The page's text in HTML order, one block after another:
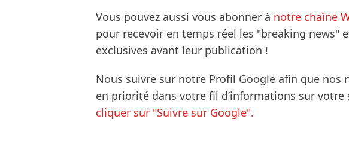
Vous pouvez aussi vous abonner à notre chaîne
pour recevoir en temps réel les "breaking news"
exclusives avant leur publication !
Nous suivre sur notre Profil Google afin que nos
en priorité dans votre fil d’informations sur votre
cliquer sur "Suivre sur Google".